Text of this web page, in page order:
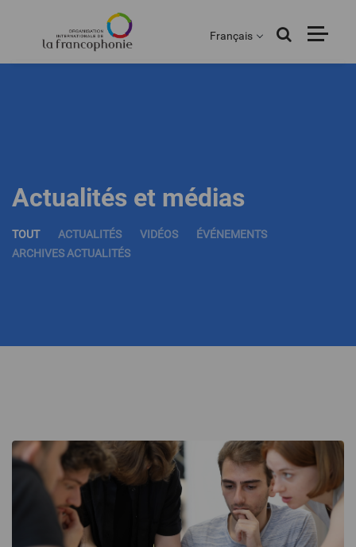
principal
Français
Actualités et médias
TOUT ACTUALITÉS VIDÉOS
ÉVÉNEMENTS
ARCHIVES ACTUALITÉS